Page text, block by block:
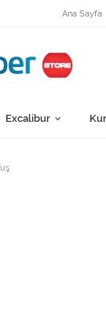
Ana Sayfa
Excalibur